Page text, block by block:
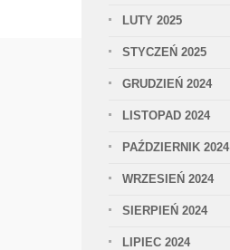
LUTY 2025
STYCZEŃ 2025
GRUDZIEŃ 2024
LISTOPAD 2024
PAŹDZIERNIK 2024
WRZESIEŃ 2024
SIERPIEŃ 2024
LIPIEC 2024